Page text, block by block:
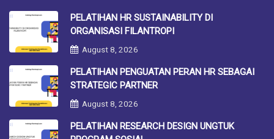
PELATIHAN HR SUSTAINABILITY DI
ORGANISASI FILANTROPI
August 8, 2026
PELATIHAN PENGUATAN PERAN HR SEBAGAI
STRATEGIC PARTNER
August 8, 2026
PELATIHAN RESEARCH DESIGN UNGTUK